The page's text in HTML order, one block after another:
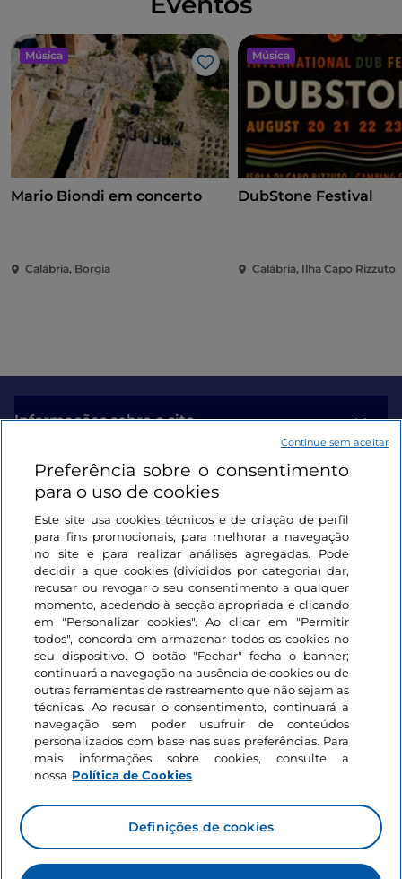
Música
Gosto
Mario Biondi em concerto
Calábria, Borgia
Música
DubStone Festival
Calábria, Ilha Capo Rizzuto
Informações sobre o site
Ligações úteis
Iniciar sessão
Mantenha-se em contacto
Preferência sobre o consentimento
para o uso de cookies
Este site usa cookies técnicos e de criação de perfil
para fins promocionais, para melhorar a navegação
no site e para realizar análises agregadas. Pode
decidir a que cookies (divididos por categoria) dar,
recusar ou revogar o seu consentimento a qualquer
momento, acedendo à secção apropriada e clicando
em "Personalizar cookies". Ao clicar em "Permitir
todos", concorda em armazenar todos os cookies no
seu dispositivo. O botão "Fechar" fecha o banner;
continuará a navegação na ausência de cookies ou de
outras ferramentas de rastreamento que não sejam as
técnicas. Ao recusar o consentimento, continuará a
navegação sem poder usufruir de conteúdos
personalizados com base nas suas preferências. Para
mais informações sobre cookies, consulte a
nossa Política de Cookies
Definições de cookies
Continue sem aceitar